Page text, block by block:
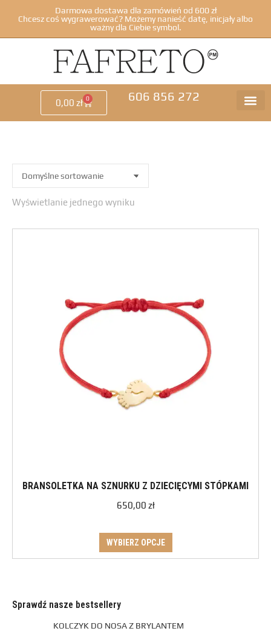
Darmowa dostawa dla zamówień od 600 zł
Chcesz coś wygrawerować? Możemy nanieść datę, inicjały albo
ważny dla Ciebie symbol.
0,00 zł 0 606 856 272
Wyświetlanie jednego wyniku
BRANSOLETKA NA SZNURKU Z DZIECIĘCYMI STÓPKAMI
650,00 zł
WYBIERZ OPCJE
Sprawdź nasze bestsellery
KOLCZYK DO NOSA Z BRYLANTEM